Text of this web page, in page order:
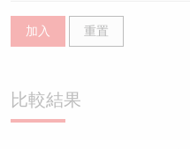
加入 重置
比較結果